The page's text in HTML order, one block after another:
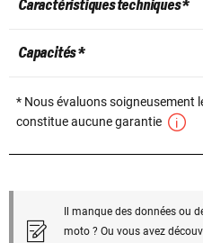
Caractéristiques techniques *
Capacités *
* Nous évaluons soigneusement
constitue aucune garantie
Il manque des données ou
moto ? Ou vous avez